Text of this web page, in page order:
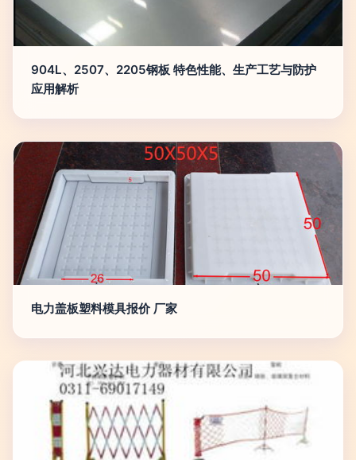
904L、2507、2205钢板 特色性能、生产工艺与防护
应用解析
电力盖板塑料模具报价 厂家